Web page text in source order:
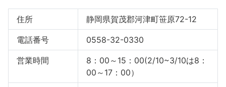
住所 静岡県賀茂郡河津町笹原72-12
電話番号 0558-32-0330
営業時間
8：00～15：00(2/10~3/10は8：
00～17：00）